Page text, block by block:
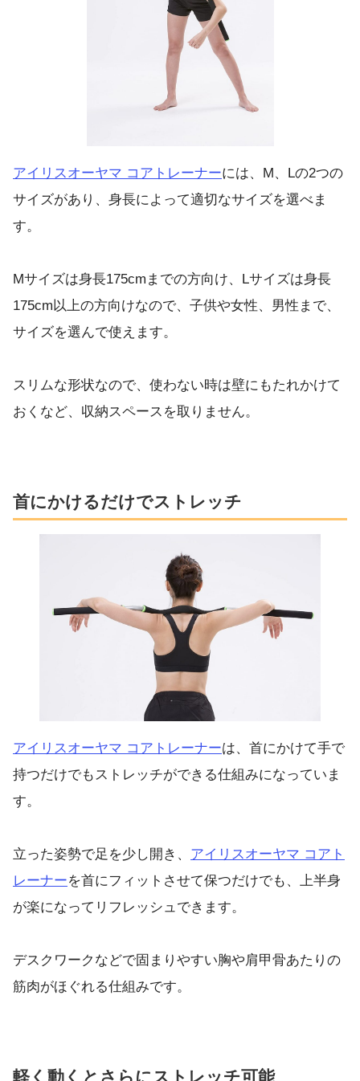
アイリスオーヤマ コアトレーナーには、M、Lの2つの
サイズがあり、身長によって適切なサイズを選べま
す。
Mサイズは身長175cmまでの方向け、Lサイズは身長
175cm以上の方向けなので、子供や女性、男性まで、
サイズを選んで使えます。
スリムな形状なので、使わない時は壁にもたれかけて
おくなど、収納スペースを取りません。
首にかけるだけでストレッチ
アイリスオーヤマ コアトレーナーは、首にかけて手で
持つだけでもストレッチができる仕組みになっていま
す。
立った姿勢で足を少し開き、 アイリスオーヤマ コアト
レーナーを首にフィットさせて保つだけでも、上半身
が楽になってリフレッシュできます。
デスクワークなどで固まりやすい胸や肩甲骨あたりの
筋肉がほぐれる仕組みです。
軽く動くとさらにストレッチ可能